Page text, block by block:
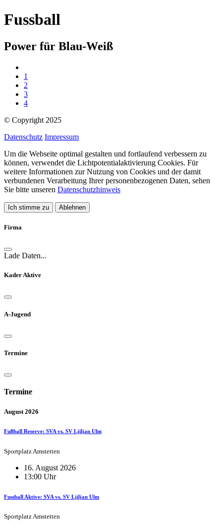
Fussball
Power für Blau-Weiß
1
2
3
4
© Copyright 2025
Datenschutz Impressum
Um die Webseite optimal gestalten und fortlaufend verbessern zu
können, verwendet die Lichtpotentialaktivierung Cookies. Für
weitere Informationen zur Nutzung von Cookies und der damit
verbundenen Verarbeitung Ihrer personenbezogenen Daten, sehen
Sie bitte unseren Datenschutzhinweis
Ich stimme zu Ablehnen
Firma
Lade Daten...
Kader Aktive
A-Jugend
Termine
Termine
August 2026
Fußball Reserve: SVA vs. SV Ljiljan Ulm
Sportplatz Amstetten
16. August 2026
13:00 Uhr
Fussball Aktive: SVA vs. SV Ljiljan Ulm
Sportplatz Amstetten